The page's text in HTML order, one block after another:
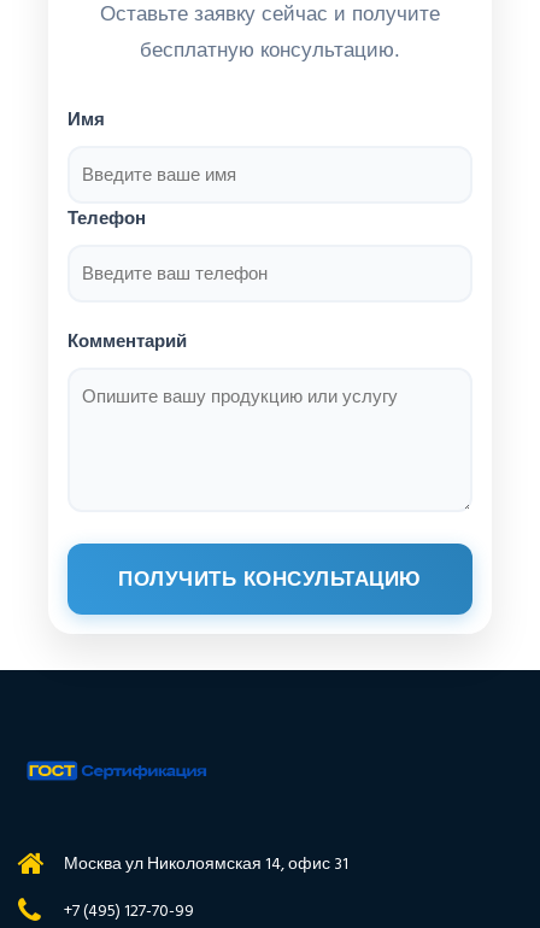
Оставьте заявку сейчас и получите
бесплатную консультацию.
Имя
Телефон
Комментарий
ПОЛУЧИТЬ КОНСУЛЬТАЦИЮ
Москва ул Николоямская 14, офис 31
+7 (495) 127-70-99